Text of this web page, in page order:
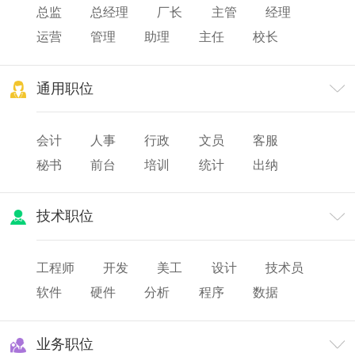
总监 总经理 厂长 主管
经理
运营
管理 助理 主任
校长
通用职位
会计 人事 行政 文员
客服
秘书
前台 培训 统计
出纳
审计
财务 薪酬 人力资源
技术职位
工程师 开发 美工 设计
技术员
软件
硬件 分析 程序
数据
网页
研发
业务职位